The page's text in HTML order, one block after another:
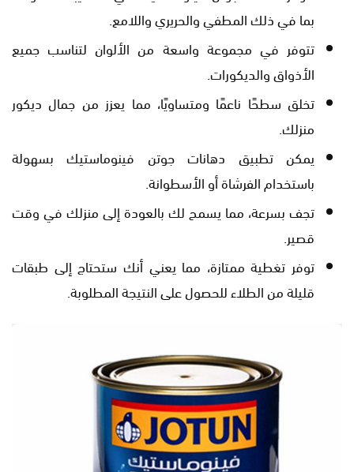
بما في ذلك المطفي والحريري واللامع.
تتوفر في مجموعة واسعة من الألوان لتناسب جميع
الأذواق والديكورات.
تخلق سطحًا ناعمًا ومتساويًا، مما يعزز من جمال ديكور
منزلك.
يمكن تطبيق دهانات جوتن فينوماستيك بسهولة
باستخدام الفرشاة أو الأسطوانة.
تجف بسرعة، مما يسمح لك بالعودة إلى منزلك في وقت
قصير.
توفر تغطية ممتازة، مما يعني أنك ستحتاج إلى طبقات
قليلة من الطلاء للحصول على النتيجة المطلوبة.